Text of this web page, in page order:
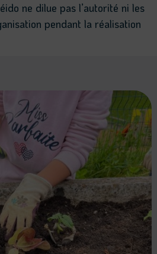
ne dilue pas l’autorité ni les
pendant la réalisation